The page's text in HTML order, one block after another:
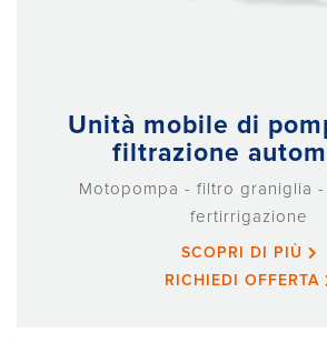
Unità mobile di
filtrazione
Motopompa - filtro graniglia
fertirrigazione
SCOPRI DI PIÙ
RICHIEDI OFFERTA